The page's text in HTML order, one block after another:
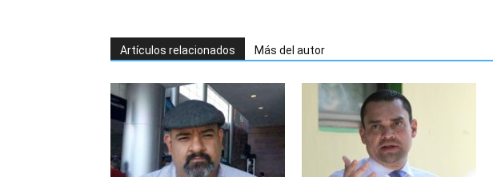
Artículos relacionados Más del autor